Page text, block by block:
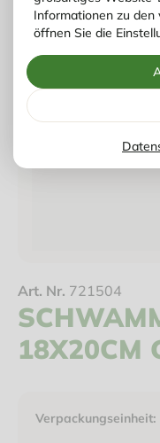
Informationen zu den
öffnen Sie die
Art. Nr. 721504
18X20CM
Verpackungseinheit: